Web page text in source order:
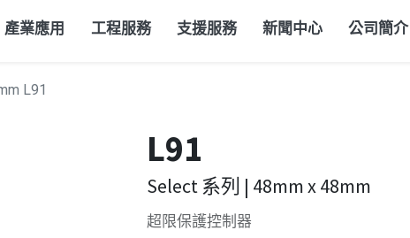
產業應用 工程服務 支援服務 新聞中心 公司簡介
L91
Select 系列 | 48mm x 48mm
L91
超限保護控制器